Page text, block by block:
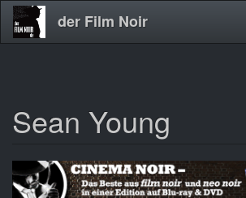
Direkt
zum
der Film Noir
Sean Young